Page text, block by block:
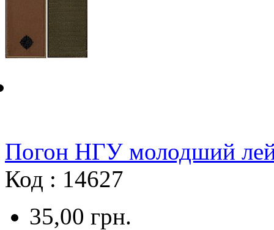
Погон НГУ молодший
Код : 14627
35,00 грн.